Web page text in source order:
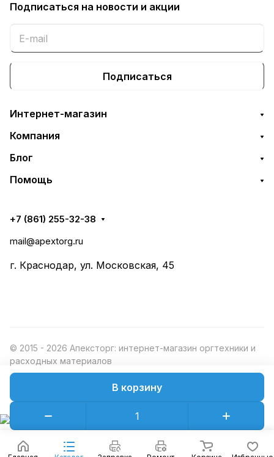
В корзину
Подписаться на новости и акции
Подписаться
Интернет-магазин
Компания
Блог
Помощь
+7 (861) 255-32-38
mail@apextorg.ru
г. Краснодар, ул. Московская, 45
© 2015 - 2026 Апексторг: интернет-магазин оргтехники и
расходных материалов
Конфиденциальность